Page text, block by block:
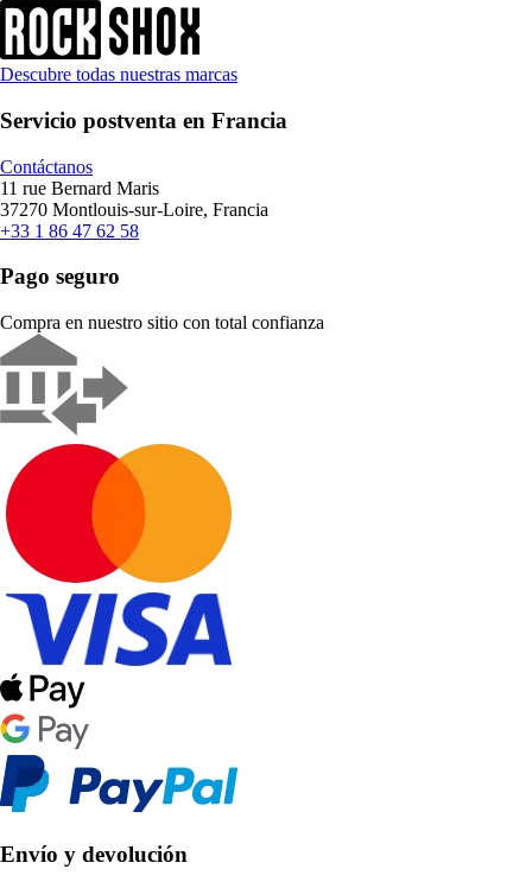
Descubre todas nuestras marcas
Servicio postventa en Francia
Contáctanos
11 rue Bernard Maris
37270 Montlouis-sur-Loire, Francia
+33 1 86 47 62 58
Pago seguro
Compra en nuestro sitio con total confianza
Envío y devolución